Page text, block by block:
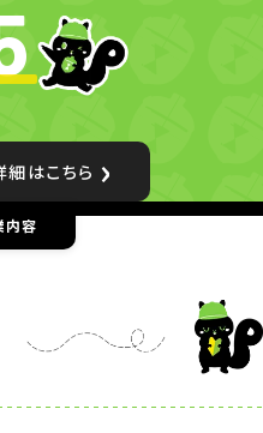
はこちら
内容